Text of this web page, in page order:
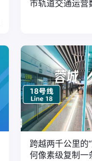
市轨道交通运营
跨越两千公里的
何像素级复制一